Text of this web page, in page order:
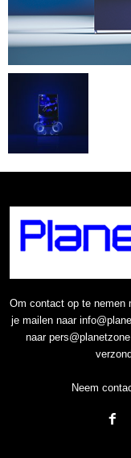
Om contact op te nemen
je mailen naar
naar
Neem